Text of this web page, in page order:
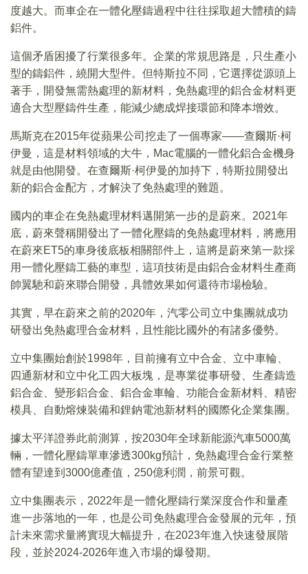
度越大。而車企在一體化壓鑄過程中往往採取超大體積的鑄
鋁件。
這個矛盾困擾了行業很多年。企業的常規思路是，只生產小
型的鑄鋁件，繞開大型件。但特斯拉不同，它選擇從源頭上
著手，開發無需熱處理的新材料，免熱處理的鋁合金材料更
適合大型壓鑄件生產，能減少總成焊接環節和降本增效。
馬斯克在2015年從蘋果公司挖走了一個專家——查爾斯·柯
伊曼，這是材料領域的大牛，Mac電腦的一體化鋁合金機身
就是由他開發。在查爾斯·柯伊曼的加持下，特斯拉開發出
新的鋁合金配方，才解決了免熱處理的難題。
國内的車企在免熱處理材料邁開第一步的是蔚來。2021年
底，蔚來聲稱開發出了一體化壓鑄的免熱處理材料，將應用
在蔚來ET5的車身後底板相關部件上，這將是蔚來第一款採
用一體化壓鑄工藝的車型，這項技術是由鋁合金材料生產商
帥翼馳和蔚來聯合開發，具體效果如何還待市場檢驗。
其實，早在蔚來之前的2020年，汽零公司立中集團就成功
研發出免熱處理合金材料，且性能比國外的有諸多優勢。
立中集團始創於1998年，目前擁有立中合金、立中車輪、
四通新材和立中化工四大板塊，是專業從事研發、生產鑄造
鋁合金、變形鋁合金、鋁合金車輪、功能合金新材料、精密
模具、自動熔煉裝備和鋰鈉電池新材料的國際化企業集團。
據太平洋證券此前測算，按2030年全球新能源汽車5000萬
輛，一體化壓鑄單車滲透300kg預計，免熱處理合金行業整
體有望達到3000億產值，250億利潤，前景可觀。
立中集團表示，2022年是一體化壓鑄行業深度合作和量產
進一步落地的一年，也是公司免熱處理合金發展的元年，預
計未來需求量將實現大幅提升，在2023年進入快速發展階
段，並於2024-2026年進入市場的爆發期。